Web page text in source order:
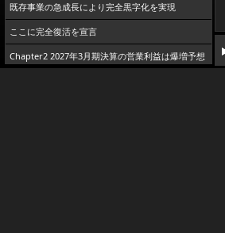
既存事業の急成長により完全黒字化を実現
ここに完全復活を宣言
Chapter2 2027年3月期決算の営業利益は爆増予想